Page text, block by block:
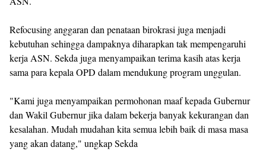
Refocusing anggaran dan penataan birokrasi juga menjadi
kebutuhan sehingga dampaknya diharapkan tak mempengaruhi
kerja ASN. Sekda juga menyampaikan terima kasih atas kerja
sama para kepala OPD dalam mendukung program unggulan.
"Kami juga menyampaikan permohonan maaf kepada Gubernur
dan Wakil Gubernur jika dalam bekerja banyak kekurangan dan
kesalahan. Mudah mudahan kita semua lebih baik di masa masa
yang akan datang," ungkap Sekda